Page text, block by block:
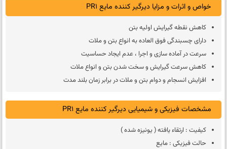
خواص و اثرات و مزایا دیرگیر کننده مایع PR1
کاهش نقطه گیرایش اولیه بتن
دارای چسبندگی فوق العاده به انواع بتن و ملات
سرعت در آماده سازی و اجرا ، عدم ایجاد حساسیت
کاهش سرعت گیرایش و سخت شدن بتن و انواع ملات
افزایش انسجام و دوام بتن و ملات در برابر زمان بلند مدت
مشخصات فیزیکی و شیمیایی دیرگیر کننده مایع PR1
کیفیت : ارتقاء یافته ( یونیزه شده )
حالت فیزیکی : مایع